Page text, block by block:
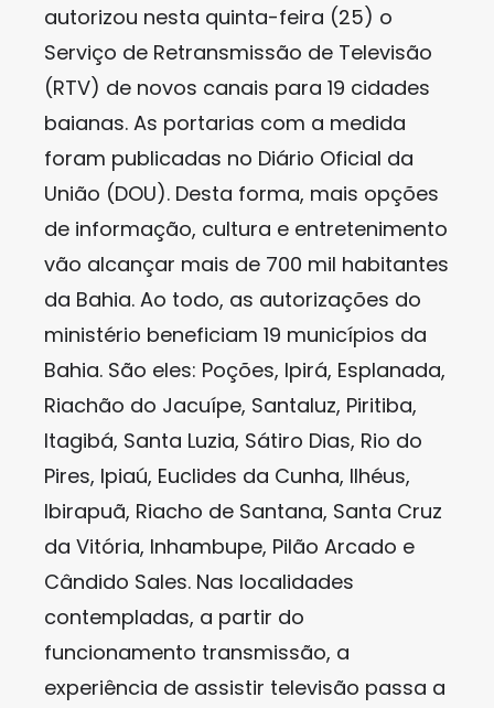
autorizou nesta quinta-feira (25) o
Serviço de Retransmissão de Televisão
(RTV) de novos canais para 19 cidades
baianas. As portarias com a medida
foram publicadas no Diário Oficial da
União (DOU). Desta forma, mais opções
de informação, cultura e entretenimento
vão alcançar mais de 700 mil habitantes
da Bahia. Ao todo, as autorizações do
ministério beneficiam 19 municípios da
Bahia. São eles: Poções, Ipirá, Esplanada,
Riachão do Jacuípe, Santaluz, Piritiba,
Itagibá, Santa Luzia, Sátiro Dias, Rio do
Pires, Ipiaú, Euclides da Cunha, Ilhéus,
Ibirapuã, Riacho de Santana, Santa Cruz
da Vitória, Inhambupe, Pilão Arcado e
Cândido Sales. Nas localidades
contempladas, a partir do
funcionamento transmissão, a
experiência de assistir televisão passa a